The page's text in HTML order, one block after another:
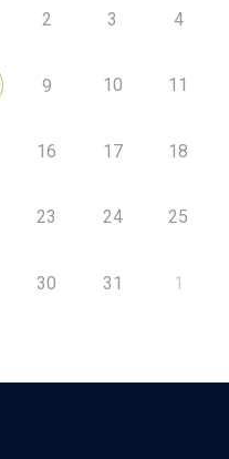
2 3 4
9 10 11
16 17 18
23 24 25
30 31 1